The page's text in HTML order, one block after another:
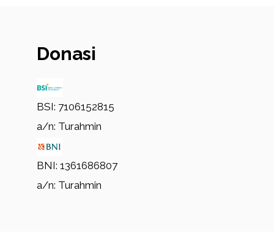
Donasi
BSI: 7106152815
a/n: Turahmin
BNI: 1361686807
a/n: Turahmin